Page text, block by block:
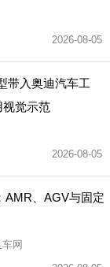
2026-08-05
带入奥迪汽车工
视觉示范
2026-08-05
AMR、AGV与固定
网